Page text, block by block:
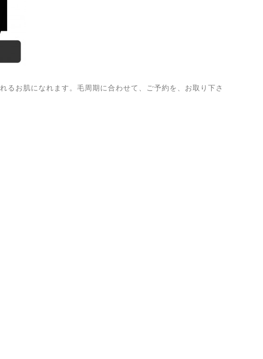
るお肌になれます。毛周期に合わせて、ご予約を、お取り下さ